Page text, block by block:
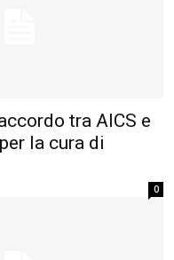
tra AICS e
la cura di
0